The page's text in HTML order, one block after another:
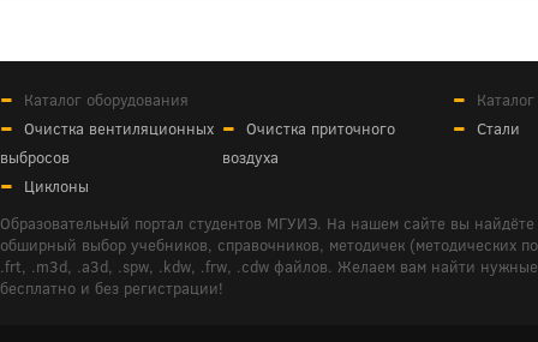
Каталог оборудования
Очистка вентиляционных
выбросов
Очистка приточного
воздуха
Циклоны
Стали
Образовательный портал студентов МГУИЭ. На нашем сайте вы
обширный выбор учебников, справочников, методичек (методических
.frt, .m3d, .a3d, .spw, .kdw, .frw, .cdw файлов. Желаем вам найти
бесплатно и без регистрации!